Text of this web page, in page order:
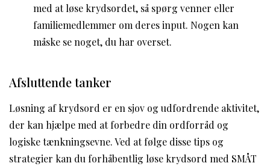
med at løse krydsordet, så spørg venner eller
familiemedlemmer om deres input. Nogen kan
måske se noget, du har overset.
Afsluttende tanker
Løsning af krydsord er en sjov og udfordrende aktivitet,
der kan hjælpe med at forbedre din ordforråd og
logiske tænkningsevne. Ved at følge disse tips og
strategier kan du forhåbentlig løse krydsord med SMÅT